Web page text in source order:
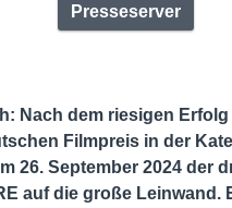
Presseserver
Nach dem riesigen
Filmpreis in der
26. September 2024 der
auf die große